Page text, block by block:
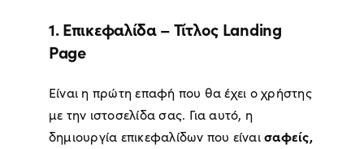
1. Επικεφαλίδα – Τίτλος Landing
Page
Είναι η πρώτη επαφή που θα έχει ο χρήστης
με την ιστοσελίδα σας. Για αυτό, η
δημιουργία επικεφαλίδων που είναισαφείς,